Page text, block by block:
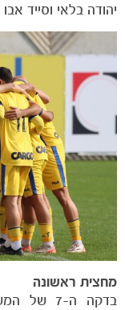
הקבוצות
יהודה בלאי וסייד
מחצית ראשונה
בדקה ה-7